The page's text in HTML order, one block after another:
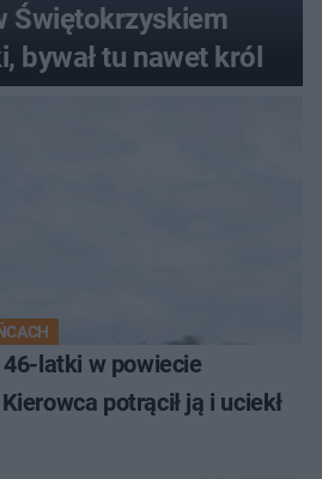
Świętokrzyskiem
bywał tu nawet król
latki w powiecie
potrącił ją i uciekł